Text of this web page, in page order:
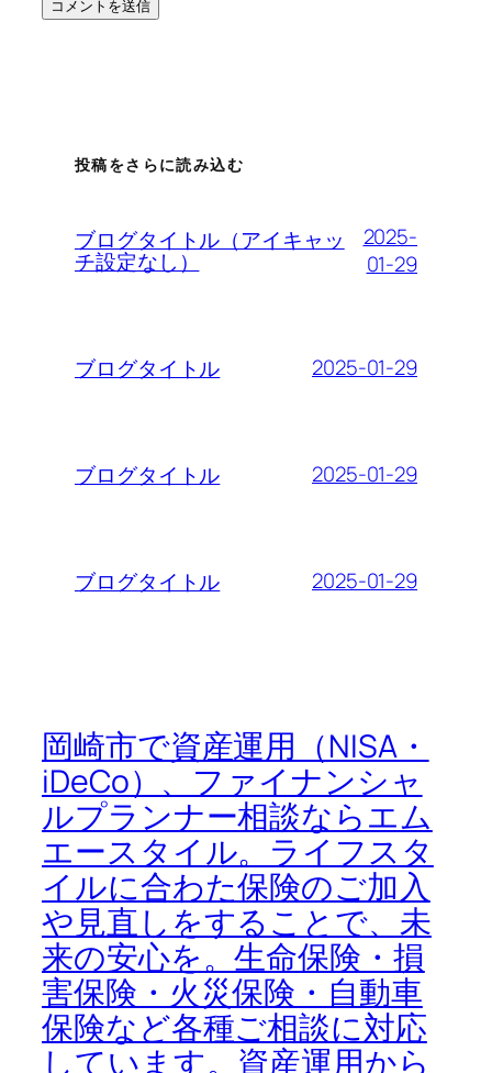
投稿をさらに読み込む
ブログタイトル（アイキャッ
チ設定なし）
2025-
01-29
ブログタイトル 2025-01-29
ブログタイトル 2025-01-29
ブログタイトル 2025-01-29
岡崎市で資産運用（NISA・
iDeCo）、ファイナンシャ
ルプランナー相談ならエム
エースタイル。ライフスタ
イルに合わた保険のご加入
や見直しをすることで、未
来の安心を。生命保険・損
害保険・火災保険・自動車
保険など各種ご相談に対応
しています。資産運用から